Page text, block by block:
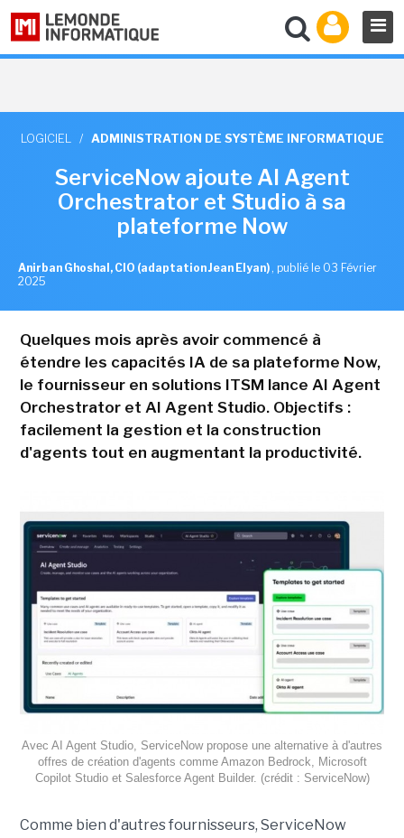
LOGICIEL / ADMINISTRATION DE SYSTÈME INFORMATIQUE
ServiceNow ajoute AI Agent
Orchestrator et Studio à sa
plateforme Now
Anirban Ghoshal, CIO (adaptation Jean Elyan) , publié le 03 Février
2025
Quelques mois après avoir commencé à
étendre les capacités IA de sa plateforme Now,
le fournisseur en solutions ITSM lance AI Agent
Orchestrator et AI Agent Studio. Objectifs :
facilement la gestion et la construction
d'agents tout en augmentant la productivité.
Avec AI Agent Studio, ServiceNow propose une alternative à d'autres
offres de création d'agents comme Amazon Bedrock, Microsoft
Copilot Studio et Salesforce Agent Builder. (crédit : ServiceNow)
Comme bien d'autres fournisseurs, ServiceNow